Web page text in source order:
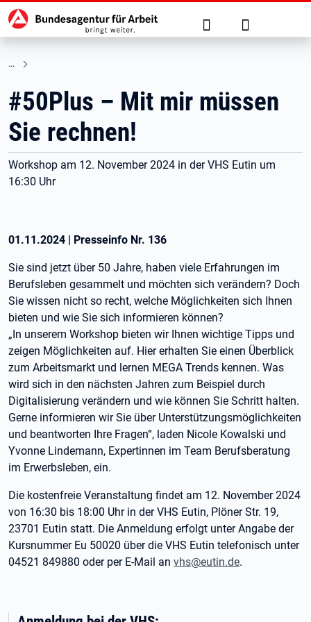
zu den Hauptinhalten springen
Hauptnavigation Suche Anmelden
#50Plus – Mit mir müssen
Sie rechnen!
Workshop am 12. November 2024 in der VHS Eutin um
16:30 Uhr
01.11.2024 | Presseinfo Nr. 136
Sie sind jetzt über 50 Jahre, haben viele Erfahrungen im
Berufsleben gesammelt und möchten sich verändern? Doch
Sie wissen nicht so recht, welche Möglichkeiten sich Ihnen
bieten und wie Sie sich informieren können?
„In unserem Workshop bieten wir Ihnen wichtige Tipps und
zeigen Möglichkeiten auf. Hier erhalten Sie einen Überblick
zum Arbeitsmarkt und lernen MEGA Trends kennen. Was
wird sich in den nächsten Jahren zum Beispiel durch
Digitalisierung verändern und wie können Sie Schritt halten.
Gerne informieren wir Sie über Unterstützungsmöglichkeiten
und beantworten Ihre Fragen“, laden Nicole Kowalski und
Yvonne Lindemann, Expertinnen im Team Berufsberatung
im Erwerbsleben, ein.
Die kostenfreie Veranstaltung findet am 12. November 2024
von 16:30 bis 18:00 Uhr in der VHS Eutin, Plöner Str. 19,
23701 Eutin statt. Die Anmeldung erfolgt unter Angabe der
Kursnummer Eu 50020 über die VHS Eutin telefonisch unter
04521 849880 oder per E-Mail an vhs@eutin.de.